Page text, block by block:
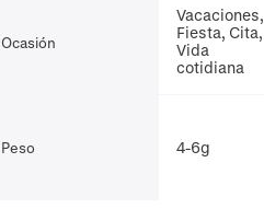
Ocasión
Vacaciones,
Fiesta, Cita,
Vida
cotidiana
Peso 4-6g